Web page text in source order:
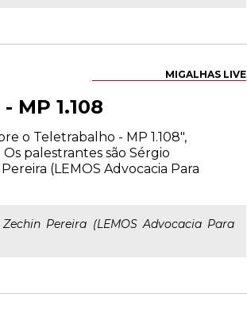
MIGALHAS LIVE
MP 1.108
o Teletrabalho - MP 1.108",
palestrantes são Sérgio
(LEMOS Advocacia Para
Pereira (LEMOS Advocacia Para